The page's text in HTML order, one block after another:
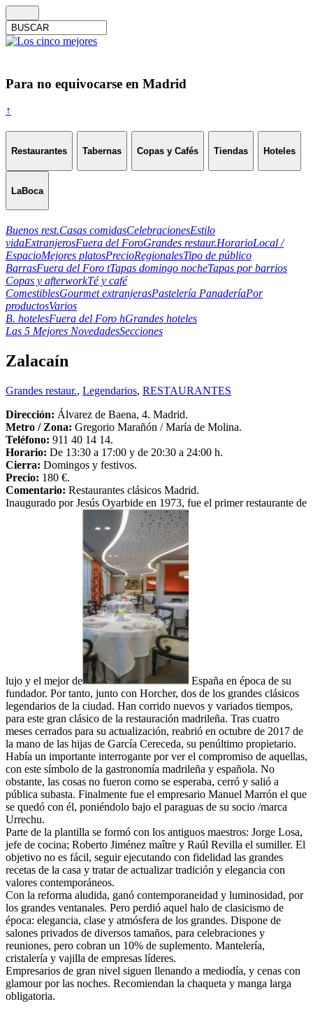
Para no equivocarse en Madrid
↑
Restaurantes Tabernas Copas y Cafés Tiendas Hoteles
LaBoca
Buenos rest.Casas comidasCelebracionesEstilo
vidaExtranjerosFuera del ForoGrandes restaur.HorarioLocal /
EspacioMejores platosPrecioRegionalesTipo de público
BarrasFuera del Foro tTapas domingo nocheTapas por barrios
Copas y afterworkTé y café
ComestiblesGourmet extranjerasPastelería PanaderíaPor
productosVarios
B. hotelesFuera del Foro hGrandes hoteles
Las 5 Mejores NovedadesSecciones
Zalacaín
Grandes restaur., Legendarios, RESTAURANTES
Dirección: Álvarez de Baena, 4. Madrid.
Metro / Zona: Gregorio Marañón / María de Molina.
Teléfono: 911 40 14 14.
Horario: De 13:30 a 17:00 y de 20:30 a 24:00 h.
Cierra: Domingos y festivos.
Precio: 180 €.
Comentario: Restaurantes clásicos Madrid.
Inaugurado por Jesús Oyarbide en 1973, fue el primer restaurante de
lujo y el mejor de
España en época de su
fundador. Por tanto, junto con Horcher, dos de los grandes clásicos
legendarios de la ciudad. Han corrido nuevos y variados tiempos,
para este gran clásico de la restauración madrileña. Tras cuatro
meses cerrados para su actualización, reabrió en octubre de 2017 de
la mano de las hijas de García Cereceda, su penúltimo propietario.
Había un importante interrogante por ver el compromiso de aquellas,
con este símbolo de la gastronomía madrileña y española. No
obstante, las cosas no fueron como se esperaba, cerró y salió a
pública subasta. Finalmente fue el empresario Manuel Marrón el que
se quedó con él, poniéndolo bajo el paraguas de su socio /marca
Urrechu.
Parte de la plantilla se formó con los antiguos maestros: Jorge Losa,
jefe de cocina; Roberto Jiménez maître y Raúl Revilla el sumiller. El
objetivo no es fácil, seguir ejecutando con fidelidad las grandes
recetas de la casa y tratar de actualizartradición y elegancia con
valores contemporáneos.
Con la reforma aludida, ganó contemporaneidad y luminosidad, por
los grandes ventanales. Pero perdió aquel halo de clasicismo de
época: elegancia, clase y atmósfera de los grandes. Dispone de
salones privados de diversos tamaños, para celebraciones y
reuniones, pero cobran un 10% de suplemento. Mantelería,
cristalería y vajilla de empresas líderes.
Empresarios de gran nivel siguen llenando a mediodía, y cenas con
glamour por las noches. Recomiendan la chaqueta y manga larga
obligatoria.